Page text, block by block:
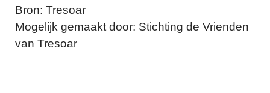
Bron: Tresoar
Mogelijk gemaakt door: Stichting de Vrienden
van Tresoar